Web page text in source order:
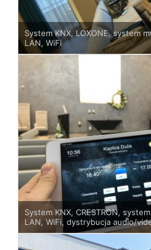
System KNX, LOXONE, system
LAN, WiFi
System KNX, CRESTRON,
LAN, WiFi, dystrybucja audio/